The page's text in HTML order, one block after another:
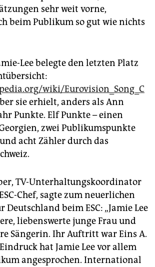
sehr weit vorne,
beim Publikum so gut wie nichts
Lee belegte den letzten Platz
wiki/Eurovision_Song_C
sie erhielt, anders als Ann
Punkte. Elf Punkte – einen
zwei Publikumspunkte
acht Zähler durch das
TV-Unterhaltungskoordinator
Chef, sagte zum neuerlichen
beim ESC: „Jamie Lee
liebenswerte junge Frau und
Sängerin. Ihr Auftritt war Eins A.
hat Jamie Lee vor allem
angesprochen. International